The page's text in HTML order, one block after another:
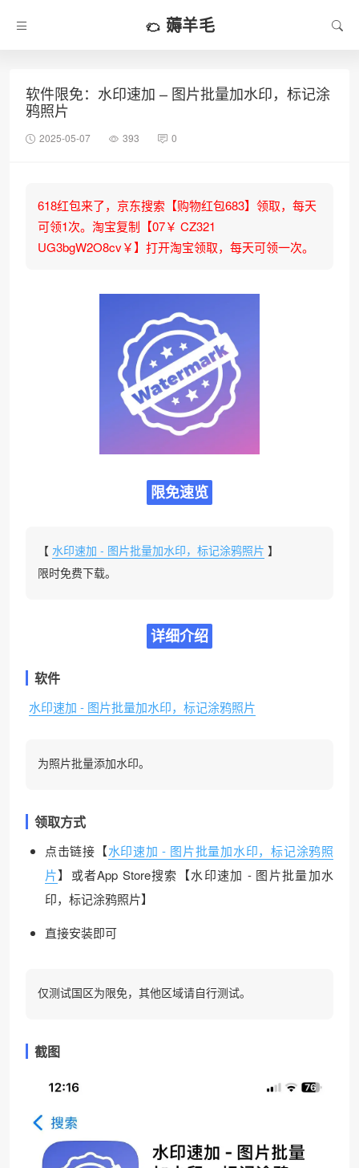
薅羊毛
软件限免：水印速加 – 图片批量加水印，标记涂
鸦照片
2025-05-07 393 0
618红包来了，京东搜索【购物红包683】领取，每天
可领1次。淘宝复制【07￥ CZ321
UG3bgW2O8cv￥】打开淘宝领取，每天可领一次。
限免速览
【 水印速加 - 图片批量加水印，标记涂鸦照片 】
限时免费下载。
详细介绍
软件
水印速加 - 图片批量加水印，标记涂鸦照片
为照片批量添加水印。
领取方式
点击链接【水印速加 - 图片批量加水印，标记涂鸦照
片】或者App Store搜索【水印速加 - 图片批量加水
印，标记涂鸦照片】
直接安装即可
仅测试国区为限免，其他区域请自行测试。
截图